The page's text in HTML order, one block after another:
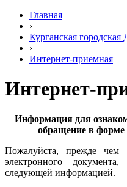
Главная
›
Курганская городская
›
Интернет-приемная
Интернет-
Информация для
обращение в форме
Пожалуйста, прежде чем
электронного
следующей информацией.